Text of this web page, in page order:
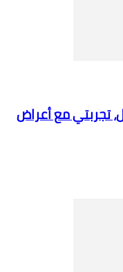
تجربتي مع أعراض